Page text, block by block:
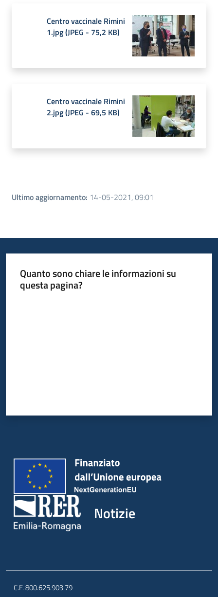
Centro vaccinale Rimini
1.jpg(JPEG - 75,2 KB)
Centro vaccinale Rimini
2.jpg(JPEG - 69,5 KB)
Ultimo aggiornamento: 14-05-2021, 09:01
Quanto sono chiare le informazioni su
questa pagina?
Notizie
C.F. 800.625.903.79